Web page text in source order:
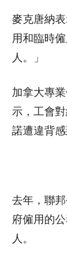
麥克唐納
用和臨時
人。」
加拿大專
示，工會
諾遭違背感
去年，聯
府僱用的
人。